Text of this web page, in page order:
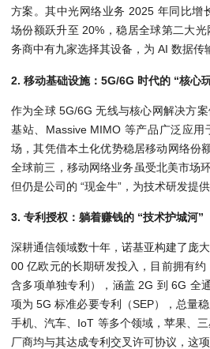
方案。其中光网络业务 2025 年同比增
场份额跃升至 20%，稳居全球第二大
务商中有九家选择其设备，为 AI 数据传
2. 移动基础设施：5G/6G 时代的 “核心
作为全球 5G/6G 无线与核心网解决方
基站、Massive MIMO 等产品广泛应
场，其凭借本土化优势稳居移动网络份
全球前三，移动网络业务虽受北美市场
但仍是公司的 “现金牛”，为技术研发提供
3. 专利授权：躺着赚钱的 “技术护城河”
深耕通信领域数十年，诺基亚构建了
00 亿欧元的长期研发投入，目前拥有
含多项单独专利），涵盖 2G 到 6G 全
项为 5G 标准必要专利（SEP），总量
手机、汽车、IoT 等多个领域，苹果、
厂商均与其达成专利交叉许可协议，这